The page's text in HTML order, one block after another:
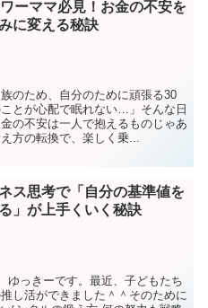
ーママ必見！お金の不安を
に変える秘訣
のため、自分のために頑張る30
とが心配で眠れない…」そんな日
の不安は一人で抱えるものじゃあ
方の転換で、楽しく乗...
ス思考で「自分の基準値を
」が上手くいく秘訣
ゆっきーです。最近、子どもたち
し活ができました＾＾そのために